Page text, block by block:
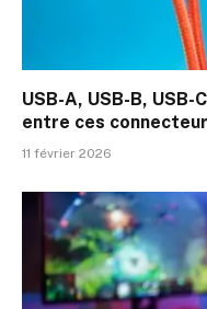
USB-A, USB-B,
entre ces
11 février 2026